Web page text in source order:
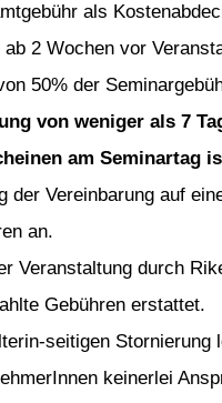
als
2 Wochen vor
50% der
von weniger als 7
am Seminartag
der Vereinbarung auf
an.
Veranstaltung durch
Gebühren erstattet.
seitigen Stornierung
keinerlei